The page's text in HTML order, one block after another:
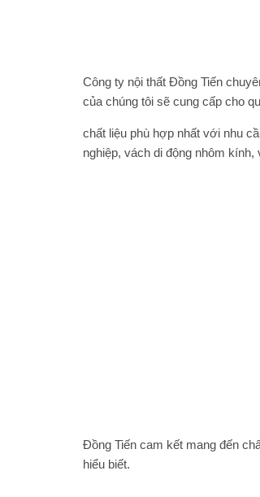
Công ty nội thất Đồng Tiến
của chúng tôi sẽ cung cấp cho
chất liệu phù hợp nhất với nhu
nghiệp, vách di động nhôm
Đồng Tiến cam kết mang đến
hiểu biết.